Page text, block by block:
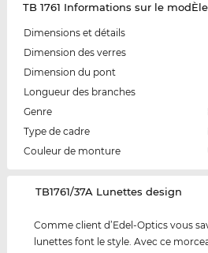
TB 1761 Informations sur le modÈle
Dimensions et détails
Dimension des verres
Dimension du pont
Longueur des branches
Genre
Type de cadre
Couleur de monture
‌TB1761/37A Lunettes design
Comme client d’Edel-Optics vous
lunettes font le style. Avec ce